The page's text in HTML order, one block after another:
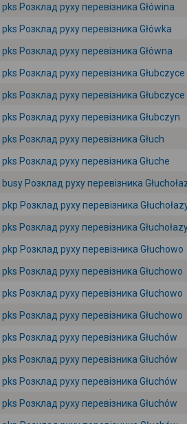
pks Розклад руху перевізника Główina
pks Розклад руху перевізника Główka
pks Розклад руху перевізника Główna
pks Розклад руху перевізника Głubczyce
pks Розклад руху перевізника Głubczyce
pks Розклад руху перевізника Głubczyn
pks Розклад руху перевізника Głuch
pks Розклад руху перевізника Głuche
busy Розклад руху перевізника
pkp Розклад руху перевізника
pks Розклад руху перевізника
pkp Розклад руху перевізника Głuchowo
pks Розклад руху перевізника Głuchowo
pks Розклад руху перевізника Głuchowo
pks Розклад руху перевізника Głuchowo
pks Розклад руху перевізника Głuchów
pks Розклад руху перевізника Głuchów
pks Розклад руху перевізника Głuchów
pks Розклад руху перевізника Głuchów